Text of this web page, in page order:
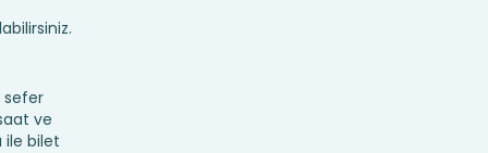
sefer
ve
ile bilet